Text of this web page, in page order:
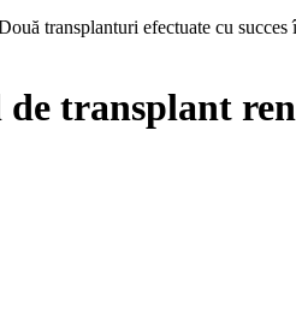
transplanturi efectuate cu succes
transplant